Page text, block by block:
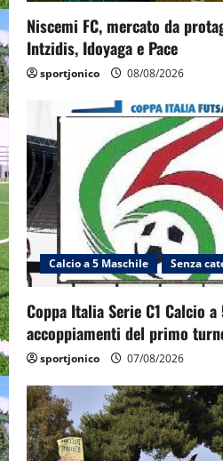
Niscemi FC, mercato da
Intzidis, Idoyaga e Pace
sportjonico 08/08/2026
Calcio a 5 Maschile Senza
Coppa Italia Serie C1 Calcio
accoppiamenti del primo
sportjonico 07/08/2026